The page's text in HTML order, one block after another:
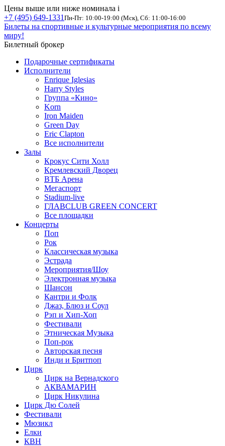
Цены выше или ниже номинала i
+7 (495) 649-1331 Пн-Пт: 10:00-19:00 (Мск), Сб: 11:00-16:00
Билеты на спортивные и культурные мероприятия по всему
миру!
Билетный брокер
Подарочные сертификаты
Исполнители
Enrique Iglesias
Harry Styles
Группа «Кино»
Korn
Iron Maiden
Green Day
Eric Clapton
Все исполнители
Залы
Крокус Сити Холл
Кремлевский Дворец
ВТБ Арена
Мегаспорт
Stadium-live
ГЛАВCLUB GREEN CONCERT
Все площадки
Концерты
Поп
Рок
Классическая музыка
Эстрада
Мероприятия/Шоу
Электронная музыка
Шансон
Кантри и Фолк
Джаз, Блюз и Соул
Рэп и Хип-Хоп
Фестивали
Этническая Музыка
Поп-рок
Авторская песня
Инди и Бритпоп
Цирк
Цирк на Вернадского
АКВАМАРИН
Цирк Никулина
Цирк Дю Солей
Фестивали
Мюзикл
Елки
КВН